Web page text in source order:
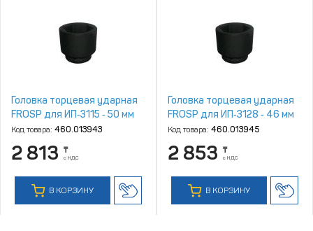
Головка торцевая ударная
FROSP для ИП‑3115 ‑ 50 мм
Код товара: 460.013943
2 813 ₸
с НДС
В КОРЗИНУ
Головка торцевая ударная
FROSP для ИП‑3128 ‑ 46 мм
Код товара: 460.013945
2 853 ₸
с НДС
В КОРЗИНУ